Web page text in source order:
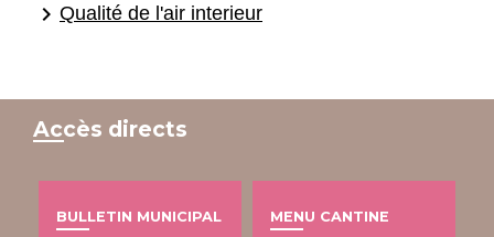
keyboard_arrow_right Qualité de l'air interieur
Accès directs
BULLETIN MUNICIPAL MENU CANTINE